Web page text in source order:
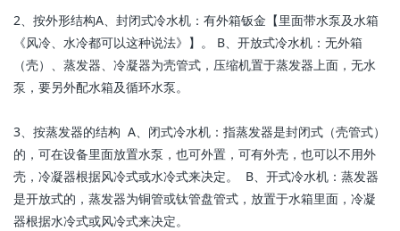
2、按外形结构A、封闭式冷水机：有外箱钣金【里面带水泵及水箱
《风冷、水冷都可以这种说法》】。 B、开放式冷水机：无外箱
（壳）、蒸发器、冷凝器为壳管式，压缩机置于蒸发器上面，无水
泵，要另外配水箱及循环水泵。
3、按蒸发器的结构 A、闭式冷水机：指蒸发器是封闭式（壳管式）
的，可在设备里面放置水泵，也可外置，可有外壳，也可以不用外
壳，冷凝器根据风冷式或水冷式来决定。 B、开式冷水机：蒸发器
是开放式的，蒸发器为铜管或钛管盘管式，放置于水箱里面，冷凝
器根据水冷式或风冷式来决定。